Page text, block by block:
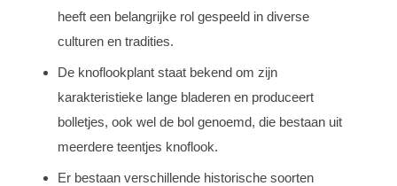
heeft een belangrijke rol gespeeld in diverse
culturen en tradities.
De knoflookplant staat bekend om zijn
karakteristieke lange bladeren en produceert
bolletjes, ook wel de bol genoemd, die bestaan uit
meerdere teentjes knoflook.
Er bestaan verschillende historische soorten